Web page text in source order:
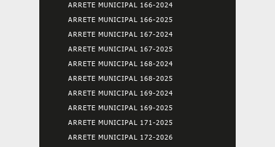
ARRETE MUNICIPAL 166-2024
ARRETE MUNICIPAL 166-2025
ARRETE MUNICIPAL 167-2024
ARRETE MUNICIPAL 167-2025
ARRETE MUNICIPAL 168-2024
ARRETE MUNICIPAL 168-2025
ARRETE MUNICIPAL 169-2024
ARRETE MUNICIPAL 169-2025
ARRETE MUNICIPAL 171-2025
ARRETE MUNICIPAL 172-2026